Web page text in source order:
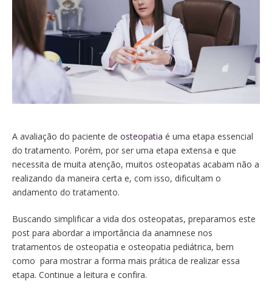
A avaliação do paciente de osteopatia é uma etapa essencial
do tratamento. Porém, por ser uma etapa extensa e que
necessita de muita atenção, muitos osteopatas acabam não a
realizando da maneira certa e, com isso, dificultam o
andamento do tratamento.
Buscando simplificar a vida dos osteopatas, preparamos este
post para abordar a importância da anamnese nos
tratamentos de osteopatia e osteopatia pediátrica, bem
como para mostrar a forma mais prática de realizar essa
etapa. Continue a leitura e confira.